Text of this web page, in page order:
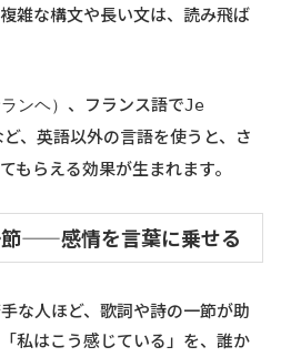
雑な構文や長い文は、読み飛ば
ンヘ） 、フランス語でJe
ど、英語以外の言語を使うと、さ
もらえる効果が生まれます。
——感情を言葉に乗せる
な人ほど、歌詞や詩の一節が助
私はこう感じている」を、誰か